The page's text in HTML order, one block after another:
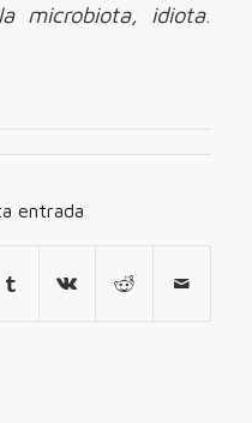
microbiota, idiota.
entrada